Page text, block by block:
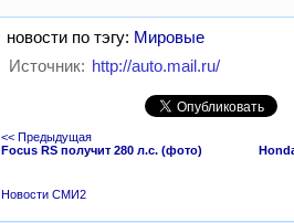
новости по тэгу: Мировые
Источник: http://auto.mail.ru/
<< Предыдущая
Focus RS получит 280 л.с. (фото)
Новости СМИ2